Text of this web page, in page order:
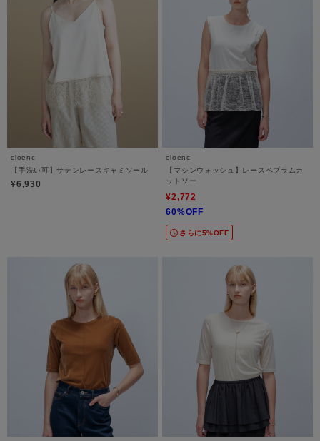
cloenc
【手洗い可】サテンレースキャミソール
¥6,930
cloenc
【マシンウォッシュ】レースペプラムカ
ットソー
¥2,772
60%OFF
さらに5%OFF